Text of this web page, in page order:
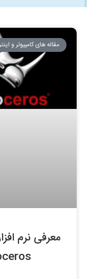
مقاله های کامپیوتر و
معرفی نرم